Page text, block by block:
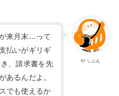
やっぷん
来月末…って
払いがギリギ
、請求書を先
あるんだよ。
でも使えるか